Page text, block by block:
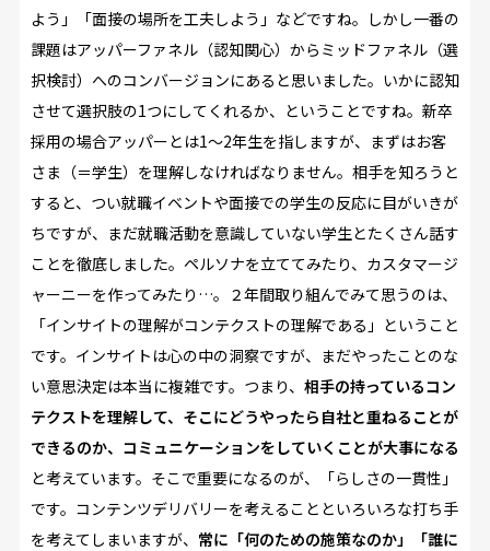
よう」「面接の場所を工夫しよう」などですね。しかし一番の
課題はアッパーファネル（認知関心）からミッドファネル（選
択検討）へのコンバージョンにあると思いました。いかに認知
させて選択肢の1つにしてくれるか、ということですね。新卒
採用の場合アッパーとは1～2年生を指しますが、まずはお客
さま（＝学生）を理解しなければなりません。相手を知ろうと
すると、つい就職イベントや面接での学生の反応に目がいきが
ちですが、まだ就職活動を意識していない学生とたくさん話す
ことを徹底しました。ペルソナを立ててみたり、カスタマージ
ャーニーを作ってみたり…。２年間取り組んでみて思うのは、
「インサイトの理解がコンテクストの理解である」ということ
です。インサイトは心の中の洞察ですが、まだやったことのな
い意思決定は本当に複雑です。つまり、 相手の持っているコン
テクストを理解して、そこにどうやったら自社と重ねることが
できるのか、コミュニケーションをしていくことが大事になる
と考えています。そこで重要になるのが、「らしさの一貫性」
です。コンテンツデリバリーを考えることといろいろな打ち手
を考えてしまいますが、 常に「何のための施策なのか」「誰に